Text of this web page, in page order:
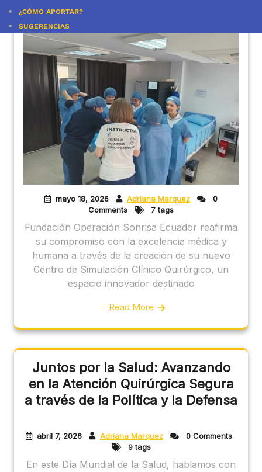
¿CÓMO APORTAR?
SUGERENCIAS
mayo 18, 2026 Adriana Marquez
0
Comments
7 tags
Fundación Operación Sonrisa Ecuador reafirma
su compromiso con la excelencia médica y
humana a través de la creación de su nuevo
Centro de Simulación Clínico Quirúrgico, un
espacio innovador destinado
Read More
Juntos por la Salud: Avanzando
en la Atención Quirúrgica Segura
a través de la Política y la Defensa
abril 7, 2026 Adriana Marquez
0 Comments
9 tags
En este Día Mundial de la Salud, hablamos con